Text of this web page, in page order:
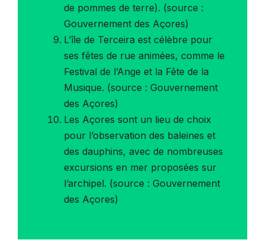
de pommes de terre). (source :
Gouvernement des Açores)
L’île de Terceira est célèbre pour
ses fêtes de rue animées, comme le
Festival de l’Ange et la Fête de la
Musique. (source : Gouvernement
des Açores)
Les Açores sont un lieu de choix
pour l’observation des baleines et
des dauphins, avec de nombreuses
excursions en mer proposées sur
l’archipel. (source : Gouvernement
des Açores)